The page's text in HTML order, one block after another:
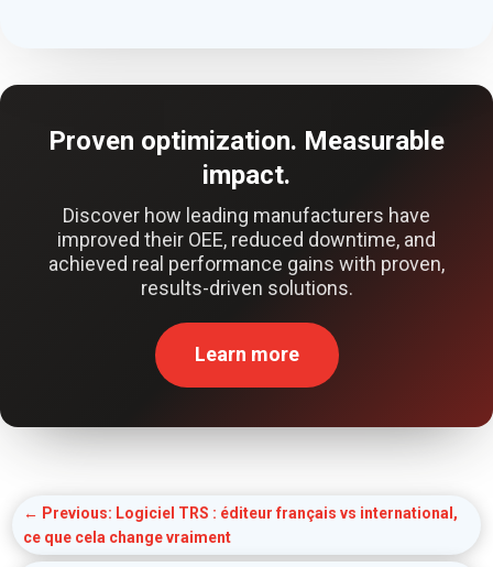
Proven optimization. Measurable
impact.
Discover how leading manufacturers have
improved their OEE, reduced downtime, and
achieved real performance gains with proven,
results-driven solutions.
Learn more
← Previous: Logiciel TRS : éditeur français vs international,
ce que cela change vraiment